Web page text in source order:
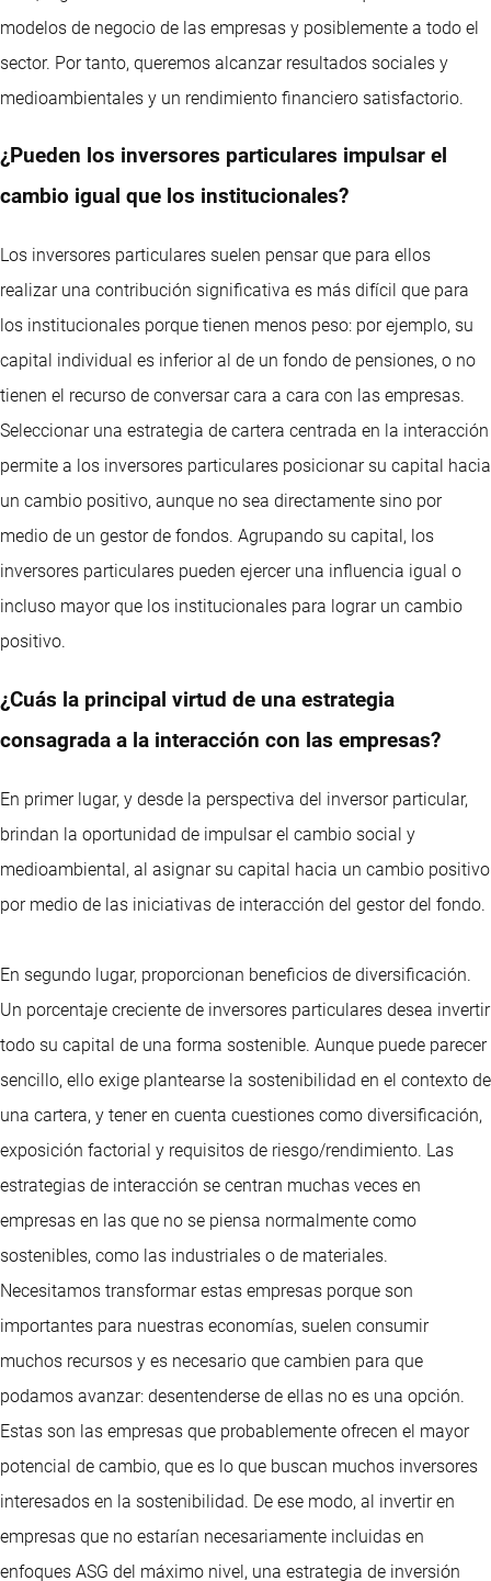
modelos de negocio de las empresas y posiblemente a todo el
sector. Por tanto, queremos alcanzar resultados sociales y
medioambientales y un rendimiento financiero satisfactorio.
¿Pueden los inversores particulares impulsar el
cambio igual que los institucionales?
Los inversores particulares suelen pensar que para ellos
realizar una contribución significativa es más difícil que para
los institucionales porque tienen menos peso: por ejemplo, su
capital individual es inferior al de un fondo de pensiones, o no
tienen el recurso de conversar cara a cara con las empresas.
Seleccionar una estrategia de cartera centrada en la interacción
permite a los inversores particulares posicionar su capital hacia
un cambio positivo, aunque no sea directamente sino por
medio de un gestor de fondos. Agrupando su capital, los
inversores particulares pueden ejercer una influencia igual o
incluso mayor que los institucionales para lograr un cambio
positivo.
¿Cuás la principal virtud de una estrategia
consagrada a la interacción con las empresas?
En primer lugar, y desde la perspectiva del inversor particular,
brindan la oportunidad de impulsar el cambio social y
medioambiental, al asignar su capital hacia un cambio positivo
por medio de las iniciativas de interacción del gestor del fondo.
En segundo lugar, proporcionan beneficios de diversificación.
Un porcentaje creciente de inversores particulares desea invertir
todo su capital de una forma sostenible. Aunque puede parecer
sencillo, ello exige plantearse la sostenibilidad en el contexto de
una cartera, y tener en cuenta cuestiones como diversificación,
exposición factorial y requisitos de riesgo/rendimiento. Las
estrategias de interacción se centran muchas veces en
empresas en las que no se piensa normalmente como
sostenibles, como las industriales o de materiales.
Necesitamos transformar estas empresas porque son
importantes para nuestras economías, suelen consumir
muchos recursos y es necesario que cambien para que
podamos avanzar: desentenderse de ellas no es una opción.
Estas son las empresas que probablemente ofrecen el mayor
potencial de cambio, que es lo que buscan muchos inversores
interesados en la sostenibilidad. De ese modo, al invertir en
empresas que no estarían necesariamente incluidas en
enfoques ASG del máximo nivel, una estrategia de inversión